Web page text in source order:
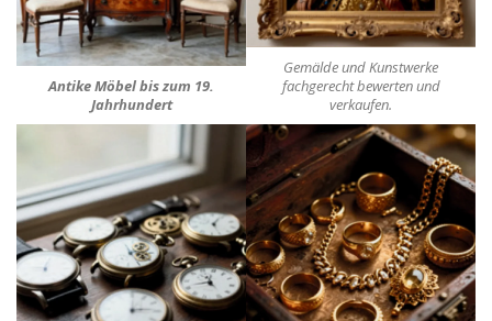
Antike Möbel bis zum 19.
Jahrhundert
Gemälde und Kunstwerke
fachgerecht bewerten und
verkaufen.